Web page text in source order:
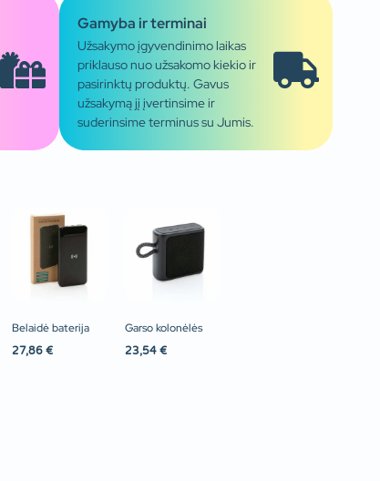
Gamyba ir terminai
Užsakymo įgyvendinimo laikas
priklauso nuo užsakomo kiekio ir
pasirinktų produktų. Gavus
užsakymą jį įvertinsime ir
suderinsime terminus su Jumis.
Belaidė baterija
27,86 €
Garso kolonėlės
23,54 €